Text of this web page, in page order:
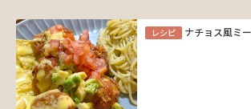
レシピ ナチョス風ミ